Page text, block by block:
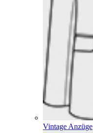
Vintage Anzüge